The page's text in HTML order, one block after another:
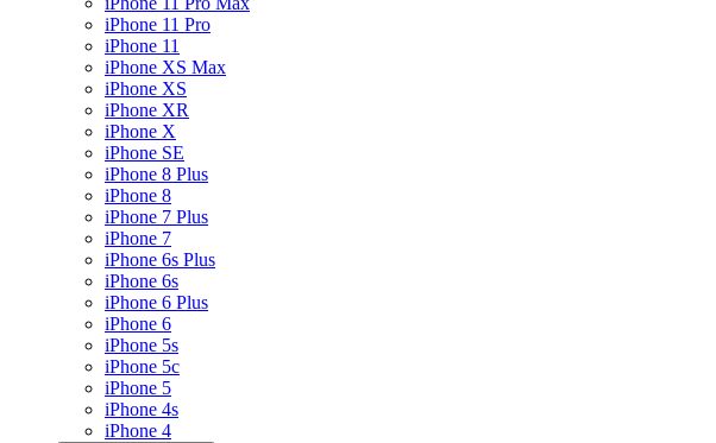
iPhone 11 Pro
iPhone 11
iPhone XS Max
iPhone XS
iPhone XR
iPhone X
iPhone SE
iPhone 8 Plus
iPhone 8
iPhone 7 Plus
iPhone 7
iPhone 6s Plus
iPhone 6s
iPhone 6 Plus
iPhone 6
iPhone 5s
iPhone 5c
iPhone 5
iPhone 4s
iPhone 4